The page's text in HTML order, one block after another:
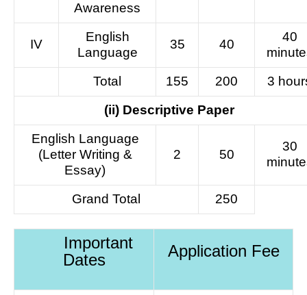
Awareness
IV
English
Language
35 40
40
Total
155 200
3
(ii) Descriptive Paper
English Language
(Letter Writing &
Essay)
2 50
30
Grand Total 250
Important
Dates
Application Fee